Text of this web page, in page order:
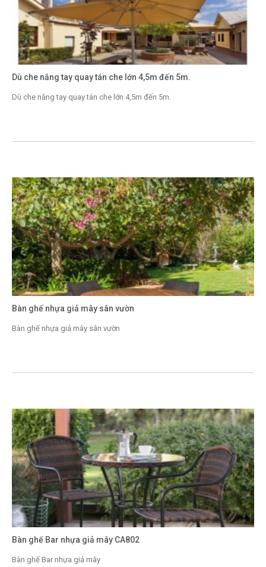
Dù che nắng tay quay tán che lớn 4,5m đến 5m.
Dù che nắng tay quay tán che lớn 4,5m đến 5m.
Bàn ghế nhựa giả mây sân vườn
Bàn ghế nhựa giả mây sân vườn
Bàn ghế Bar nhựa giả mây CA802
Bàn ghế Bar nhựa giả mây